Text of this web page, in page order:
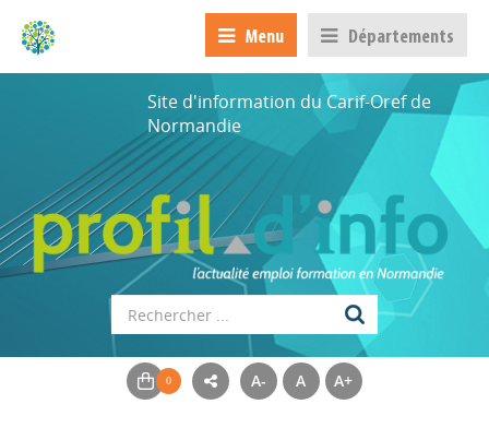
Menu Départements
Site d'information du Carif-Oref de
Normandie
A- A A+